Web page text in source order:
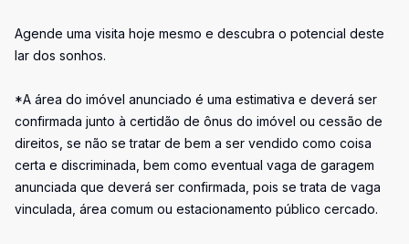
Agende uma visita hoje mesmo e descubra o potencial deste
lar dos sonhos.
*A área do imóvel anunciado é uma estimativa e deverá ser
confirmada junto à certidão de ônus do imóvel ou cessão de
direitos, se não se tratar de bem a ser vendido como coisa
certa e discriminada, bem como eventual vaga de garagem
anunciada que deverá ser confirmada, pois se trata de vaga
vinculada, área comum ou estacionamento público cercado.